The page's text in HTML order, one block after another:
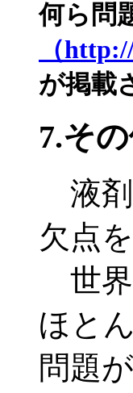
何ら問
（
が掲載
7.その
液剤
欠点
世界
ほと
問題